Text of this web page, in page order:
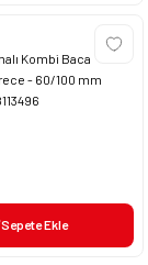
Kombi Baca
- 60/100 mm
Sepete Ekle